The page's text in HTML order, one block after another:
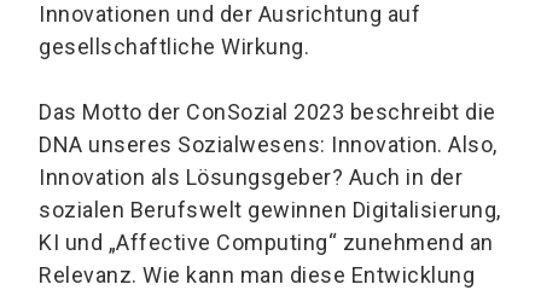
Innovationen und der Ausrichtung auf
gesellschaftliche Wirkung.
Das Motto der ConSozial 2023 beschreibt die
DNA unseres Sozialwesens: Innovation. Also,
Innovation als Lösungsgeber? Auch in der
sozialen Berufswelt gewinnen Digitalisierung,
KI und „Affective Computing“ zunehmend an
Relevanz. Wie kann man diese Entwicklung